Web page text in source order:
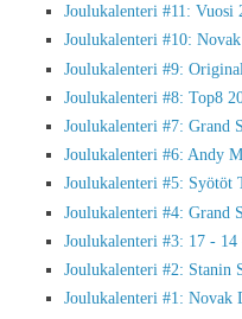
Joulukalenteri #11: Vuosi
Joulukalenteri #10:
Joulukalenteri #9:
Joulukalenteri #8: Top8
Joulukalenteri #7: Grand
Joulukalenteri #6: Andy
Joulukalenteri #5: Syötöt
Joulukalenteri #4: Grand
Joulukalenteri #3: 17 - 14
Joulukalenteri #2: Stanin
Joulukalenteri #1: Novak